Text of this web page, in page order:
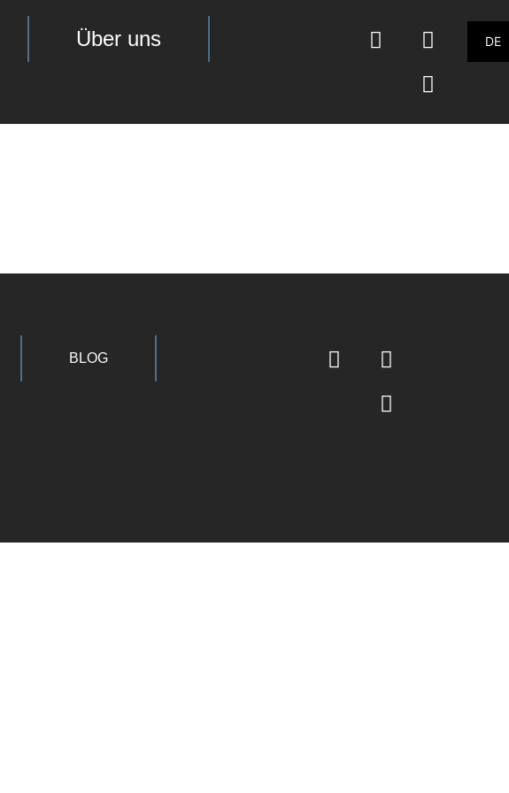
Über uns
DE
BLOG